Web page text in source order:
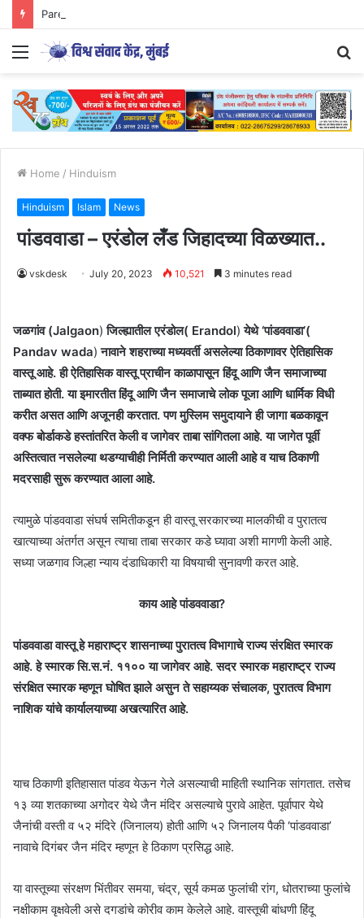
Parenting Has Its Limits….
Menu
Home / Hinduism
Hinduism Islam News
पांडववाडा – एरंडोल लँड जिहादच्या विळख्यात..
vskdesk July 20, 2023 10,521 3 minutes read
जळगांव (Jalgaon) जिल्ह्यातील एरंडोल( Erandol)येथे ‘पांडववाडा’(
Pandav wada)नावाने शहराच्या मध्यवर्ती असलेल्या ठिकाणावर ऐतिहासिक
वास्तू आहे. ही ऐतिहासिक वास्तू प्राचीन काळापासून हिंदू आणि जैन समाजाच्या
ताब्यात होती. या इमारतीत हिंदू आणि जैन समाजाचे लोक पूजा आणि धार्मिक विधी
करीत असत आणि अजूनही करतात. पण मुस्लिम समुदायाने ही जागा बळकावून
वक्फ बोर्डाकडे हस्तांतरित केली व जागेवर ताबा सांगितला आहे. या जागेत पूर्वी
अस्तित्वात नसलेल्या थडग्याचीही निर्मिती करण्यात आली आहे व याच ठिकाणी
मदरसाही सुरू करण्यात आला आहे.
त्यामुळे पांडववाडा संघर्ष समितीकडून ही वास्तू सरकारच्या मालकीची व पुरातत्व
खात्याच्या अंतर्गत असून त्याचा ताबा सरकार कडे घ्यावा अशी मागणी केली आहे.
सध्या जळगाव जिल्हा न्याय दंडाधिकारी या विषयाची सुनावणी करत आहे.
काय आहे पांडववाडा?
पांडववाडा वास्तू हे महाराष्ट्र शासनाच्या पुरातत्व विभागाचे राज्य संरक्षित स्मारक
आहे. हे स्मारक सि.स.नं. ११०० या जागेवर आहे. सदर स्मारक महाराष्ट्र राज्य
संरक्षित स्मारक म्हणून घोषित झाले असुन ते सहाय्यक संचालक, पुरातत्व विभाग
नाशिक यांचे कार्यालयाच्या अखत्यारित आहे.
याच ठिकाणी इतिहासात पांडव येऊन गेले असल्याची माहिती स्थानिक सांगतात. तसेच
१३ व्या शतकाच्या अगोदर येथे जैन मंदिर असल्याचे पुरावे आहेत. पूर्वापार येथे
जैनांची वस्ती व ५२ मंदिरे (जिनालय) होती आणि ५२ जिनालय पैकी ‘पांडववाडा’
नावाचे दिगंबर जैन मंदिर म्हणून हे ठिकाण प्रसिद्ध आहे.
या वास्तूच्या संरक्षण भिंतीवर समया, चंद्र, सूर्य कमळ फुलांची रांग, धोतराच्या फुलांचे
नक्षीकाम वृक्षवेली असे दगडांचे कोरीव काम केलेले आहे. वास्तूची बांधणी हिंदू